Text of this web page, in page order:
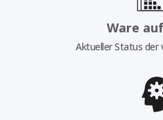
Ware
Aktueller Status der